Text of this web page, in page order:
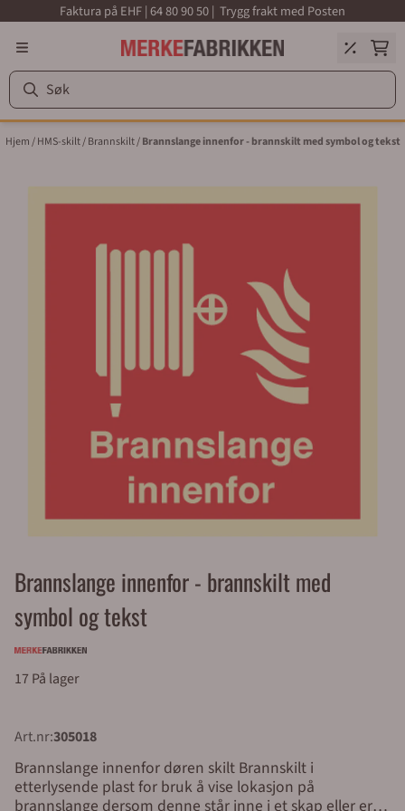
Hopp til innholdFaktura på EHF | 64 80 90 50 | Trygg frakt med Posten
Hjem/HMS-skilt/Brannskilt/Brannslange innenfor - brannskilt med symbol og tekst
Brannslange innenfor - brannskilt med
symbol og tekst
17 På lager
Art.nr:305018
Brannslange innenfor døren skilt Brannskilt i
etterlysende plast for bruk å vise lokasjon på
brannslange dersom denne står inne i et skap eller er